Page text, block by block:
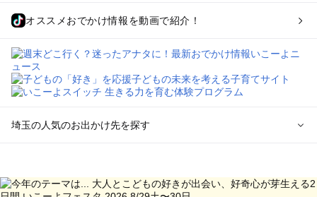
オススメおでかけ情報を動画で紹介！
埼玉の人気のお出かけ先を探す
を探す
川越・所沢・入間・新座のプールお出かけ